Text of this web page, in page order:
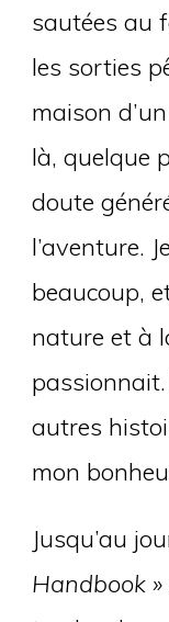
sautées au
les sorties
maison
là, quelque
doute
l’aventure.
beaucoup,
nature et à
passionnait.
autres
mon
Jusqu’au
Handbook »